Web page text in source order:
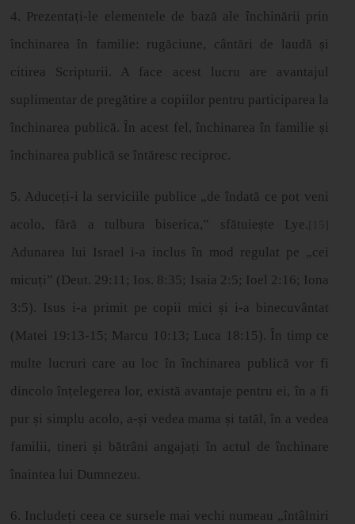
4. Prezentați-le elementele de bază ale închinării prin
închinarea în familie: rugăciune, cântări de laudă și
citirea Scripturii. A face acest lucru are avantajul
suplimentar de pregătire a copiilor pentru participarea la
închinarea publică. În acest fel, închinarea în familie și
închinarea publică se întăresc reciproc.
5. Aduceți-i la serviciile publice „de îndată ce pot veni
acolo, fără a tulbura biserica,” sfătuiește Lye.
Adunarea lui Israel i-a inclus în mod regulat pe „cei
micuți ” (Deut. 29:11; Ios. 8:35; Isaia 2:5; Ioel 2:16; Iona
3:5). Isus i-a primit pe copii mici și i-a binecuvântat
(Matei 19:13-15; Marcu 10:13; Luca 18:15). În timp ce
multe lucruri care au loc în închinarea publică vor fi
dincolo înțelegerea lor, există avantaje pentru ei, în a fi
pur și simplu acolo, a-și vedea mama și tată l, în a vedea
familii, tineri și bătrâni angajați în actul de închinare
înaintea lui Dumnezeu.
6. Includeți ceea ce sursele mai vechi numeau „întâ lniri